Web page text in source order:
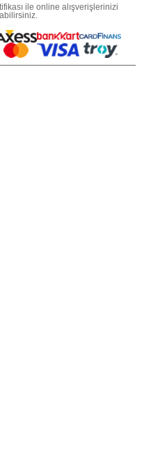
ile online alışverişlerinizi